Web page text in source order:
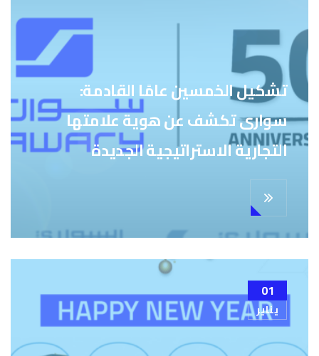
تشكيل الخمسين عامًا القادمة:
سوارى تكشف عن هوية علامتها
التجارية الاستراتيجية الجديدة
01
يناير